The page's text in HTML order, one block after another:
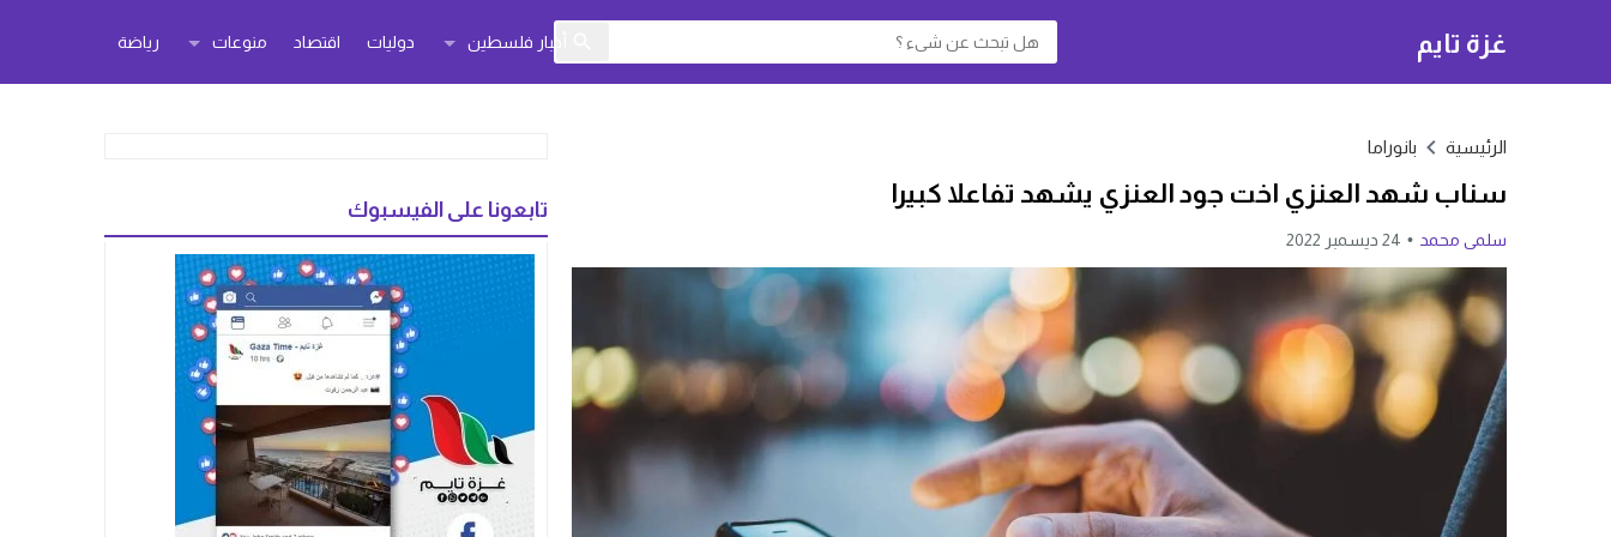
غزة تايم أخبار فلسطين دوليات اقتصاد منوعات رياضة
الرئيسية بانوراما
سناب شهد العنزي اخت جود العنزي يشهد تفاعلا كبيرا
سلمى محمد 24 ديسمبر 2022
تابعونا على الفيسبوك